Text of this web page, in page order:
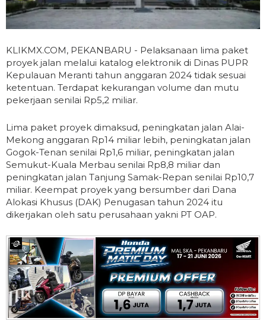
KLIKMX.COM, PEKANBARU - Pelaksanaan lima paket
proyek jalan melalui katalog elektronik di Dinas PUPR
Kepulauan Meranti tahun anggaran 2024 tidak sesuai
ketentuan. Terdapat kekurangan volume dan mutu
pekerjaan senilai Rp5,2 miliar.
Lima paket proyek dimaksud, peningkatan jalan Alai-
Mekong anggaran Rp14 miliar lebih, peningkatan jalan
Gogok-Tenan senilai Rp1,6 miliar, peningkatan jalan
Semukut-Kuala Merbau senilai Rp8,8 miliar dan
peningkatan jalan Tanjung Samak-Repan senilai Rp10,7
miliar. Keempat proyek yang bersumber dari Dana
Alokasi Khusus (DAK) Penugasan tahun 2024 itu
dikerjakan oleh satu perusahaan yakni PT OAP.